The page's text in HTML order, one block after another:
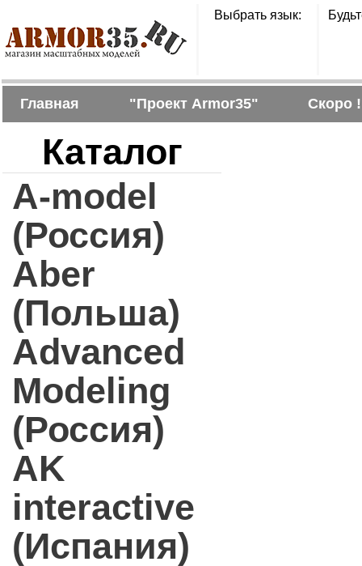
Выбрать язык:
Главная "Проект Armor35" Скоро !
Каталог
A-model
(Россия)
Aber
(Польша)
Advanced
Modeling
(Россия)
AK
interactive
(Испания)